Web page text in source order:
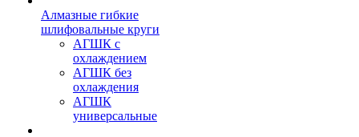
Алмазные гибкие
шлифовальные круги
АГШК с
охлаждением
АГШК без
охлаждения
АГШК
универсальные